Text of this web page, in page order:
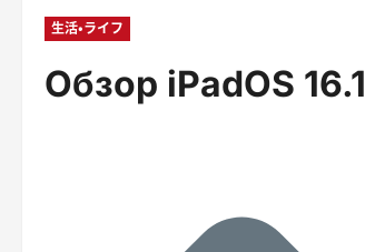
生活・ライフ
Обзор iPadOS 16.1